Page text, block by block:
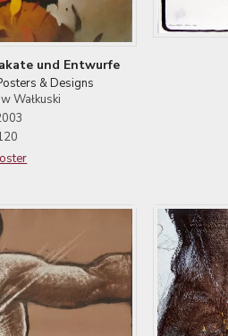
und Entwurfe
& Designs
Wałkuski